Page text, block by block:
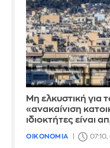
Μη ελκυστική για
«ανακαίνιση
ιδιοκτήτες είναι
ΟΙΚΟΝΟΜΙΑ